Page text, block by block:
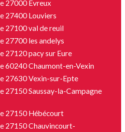
27000 Evreux
27400 Louviers
27100 val de reuil
27700 les andelys
27120 pacy sur Eure
60240 Chaumont-en-Vexin
27630 Vexin-sur-Epte
27150 Saussay-la-Campagne
27150 Hébécourt
27150 Chauvincourt-